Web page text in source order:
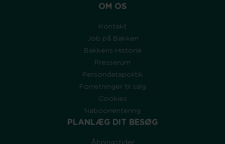
OM OS
Kontakt
Job på Bakken
Bakkens Historie
Presserum
Persondatapolitik
Forretninger til salg
Cookies
Naboorientering
PLANLÆG DIT BESØG
Åbningstider